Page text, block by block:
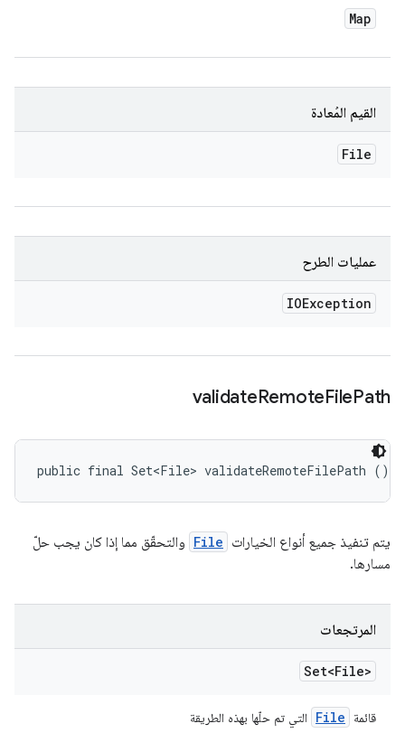
Map
القيم المُعادة
File
عمليات الطرح
IOException
validateRemoteFilePath
public final Set<File> validateRemoteFilePath ()
يتم تنفيذ جميع أنواع الخيارات File والتحقّق مما إذا كان يجب حلّ
مسارها.
المرتجعات
Set<File>
قائمة File التي تم حلّها بهذه الطريقة